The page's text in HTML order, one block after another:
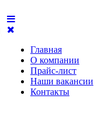
Главная
О компании
Прайс-лист
Наши вакансии
Контакты